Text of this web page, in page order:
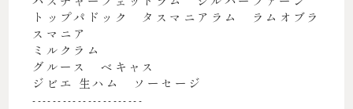
トップパドック タスマニアラム ラムオブラ
スマニア
ミルクラム
グルース ベキャス
ジビエ 生ハム ソーセージ
----------------------